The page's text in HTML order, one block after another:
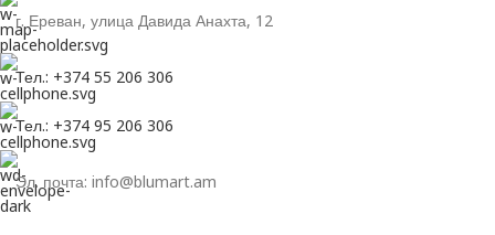
г. Ереван, улица Давида Анахта, 12
Тел.: +374 55 206 306
Тел.: +374 95 206 306
Эл. почта: info@blumart.am